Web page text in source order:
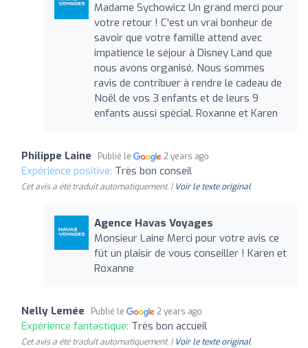
Madame Sychowicz Un grand merci pour
votre retour ! C'est un vrai bonheur de
savoir que votre famille attend avec
impatience le séjour à Disney Land que
nous avons organisé. Nous sommes
ravis de contribuer à rendre le cadeau de
Noël de vos 3 enfants et de leurs 9
enfants aussi spécial. Roxanne et Karen
Philippe Laine Publié le 2 years ago
Expérience positive: Très bon conseil
Cet avis a été traduit automatiquement. | Voir le texte original
Agence Havas Voyages
Monsieur Laine Merci pour votre avis ce
fût un plaisir de vous conseiller ! Karen et
Roxanne
Nelly Lemée Publié le 2 years ago
Expérience fantastique: Très bon accueil
Cet avis a été traduit automatiquement. | Voir le texte original